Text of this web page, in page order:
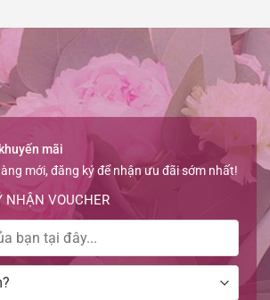
mãi
mới, đăng ký để nhận ưu đãi sớm nhất!
NHẬN VOUCHER